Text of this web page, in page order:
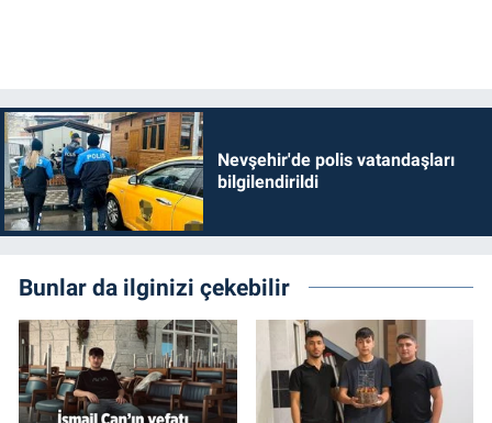
Nevşehir'de polis vatandaşları
bilgilendirildi
Bunlar da ilginizi çekebilir